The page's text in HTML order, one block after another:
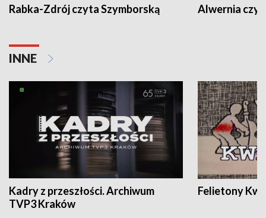
Rabka-Zdrój czyta Szymborską Alwernia
INNE
Kadry z przeszłości. Archiwum
TVP3 Kraków
Felietony